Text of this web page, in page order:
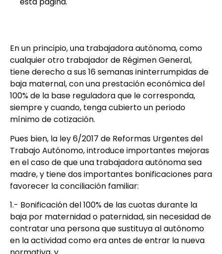
En un principio, una trabajadora autónoma, como
cualquier otro trabajador de Régimen General,
tiene derecho a sus 16 semanas ininterrumpidas de
baja maternal, con una prestación económica del
100% de la base reguladora que le corresponda,
siempre y cuando, tenga cubierto un periodo
mínimo de cotización.
Pues bien, la ley 6/2017 de Reformas Urgentes del
Trabajo Autónomo, introduce importantes mejoras
en el caso de que una trabajadora autónoma sea
madre, y tiene dos importantes bonificaciones para
favorecer la conciliación familiar:
1.- Bonificación del 100% de las cuotas durante la
baja por maternidad o paternidad, sin necesidad de
contratar una persona que sustituya al autónomo
en la actividad como era antes de entrar la nueva